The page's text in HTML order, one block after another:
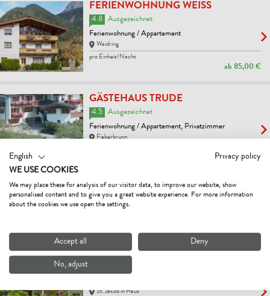
FERIENWOHNUNG WEISS
4.8
Ausgezeichnet
Ferienwohnung / Appartement
Waidring
pro Einheit/Nacht
ab 85,00 €
GÄSTEHAUS TRUDE
4.5
Ausgezeichnet
Ferienwohnung / Appartement, Privatzimmer
Fieberbrunn
ab28,00 €
KRÖPFLHOF
Bauernhof, Ferienwohnung / Appartement
BUCHENSTEINBLICK
St. Jakob in Haus
English
Privacy policy
WE USE COOKIES
We may place these for analysis of our visitor data, to improve our website, show
personalised content and to give you a great website experience. For more information
about the cookies we use open the settings.
Accept all Deny
No, adjust